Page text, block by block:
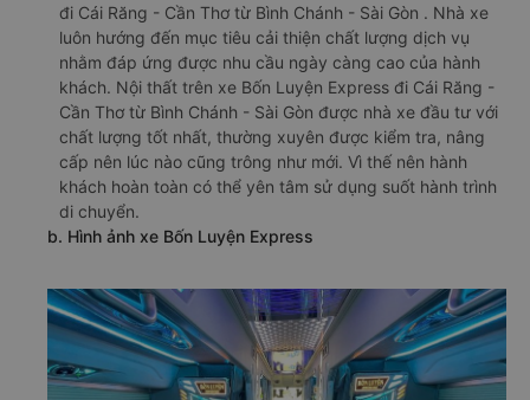
đi Cái Răng - Cần Thơ từ Bình Chánh - Sài Gòn . Nhà xe
luôn hướng đến mục tiêu cải thiện chất lượng dịch vụ
nhằm đáp ứng được nhu cầu ngày càng cao của hành
khách. Nội thất trên xe Bốn Luyện Express đi Cái Răng -
Cần Thơ từ Bình Chánh - Sài Gòn được nhà xe đầu tư với
chất lượng tốt nhất, thường xuyên được kiểm tra, nâng
cấp nên lúc nào cũng trông như mới. Vì thế nên hành
khách hoàn toàn có thể yên tâm sử dụng suốt hành trình
di chuyển.
b. Hình ảnh xe Bốn Luyện Express